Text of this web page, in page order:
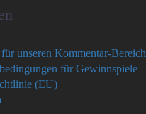
unseren Kommentar-Bereich
für Gewinnspiele
(EU)